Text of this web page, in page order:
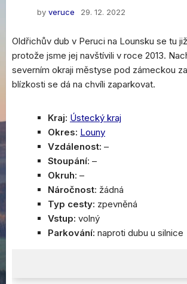
by veruce 29. 12. 2022
Oldřichův dub v Peruci na Lounsku se tu
protože jsme jej navštívili v roce 2013.
severním okraji městyse pod zámeckou
blízkosti se dá na chvíli zaparkovat.
Kraj: Ústecký kraj
Okres: Louny
Vzdálenost: –
Stoupání: –
Okruh: –
Náročnost: žádná
Typ cesty: zpevněná
Vstup: volný
Parkování: naproti dubu u silnice